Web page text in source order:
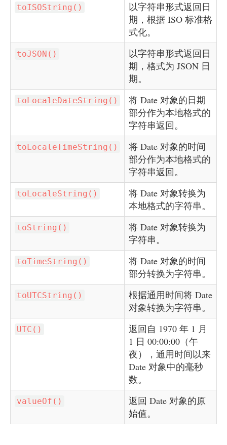
toISOString()
以字符串形式返回日
期，根据 ISO 标准格
式化。
toJSON()
以字符串形式返回日
期，格式为 JSON 日
期。
toLocaleDateString()
将 Date 对象的日期
部分作为本地格式的
字符串返回。
toLocaleTimeString()
将 Date 对象的时间
部分作为本地格式的
字符串返回。
toLocaleString()
将 Date 对象转换为
本地格式的字符串。
toString()
将 Date 对象转换为
字符串。
toTimeString()
将 Date 对象的时间
部分转换为字符串。
toUTCString()
根据通用时间将 Date
对象转换为字符串。
UTC()
返回自 1970 年 1 月
1 日 00:00:00（午
夜），通用时间以来
Date 对象中的毫秒
数。
valueOf()
返回 Date 对象的原
始值。